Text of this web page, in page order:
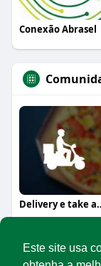
Este site usa
Conexão Abrasel